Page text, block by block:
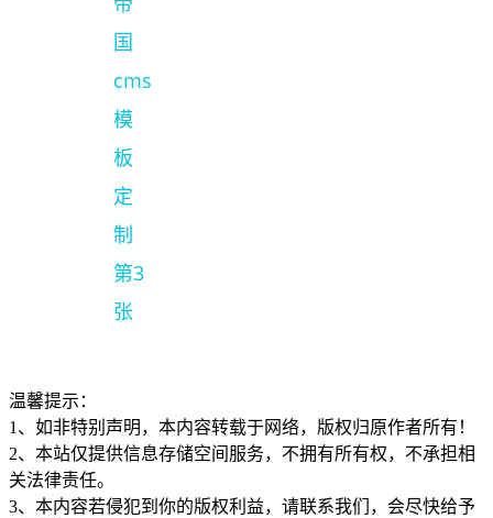
温馨提示：
1、如非特别声明，本内容转载于网络，版权归原作者所有！
2、本站仅提供信息存储空间服务，不拥有所有权，不承担相
关法律责任。
3、本内容若侵犯到你的版权利益，请联系我们，会尽快给予